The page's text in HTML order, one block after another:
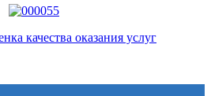
качества оказания услуг